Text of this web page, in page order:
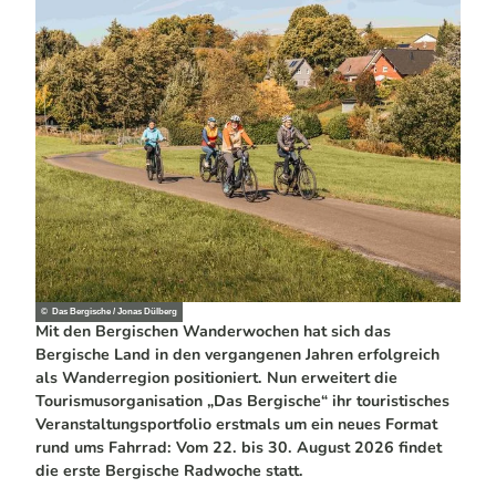
© Das Bergische / Jonas Dülberg
Mit den Bergischen Wanderwochen hat sich das
Bergische Land in den vergangenen Jahren erfolgreich
als Wanderregion positioniert. Nun erweitert die
Tourismusorganisation „Das Bergische“ ihr touristisches
Veranstaltungsportfolio erstmals um ein neues Format
rund ums Fahrrad: Vom 22. bis 30. August 2026 findet
die erste Bergische Radwoche statt.